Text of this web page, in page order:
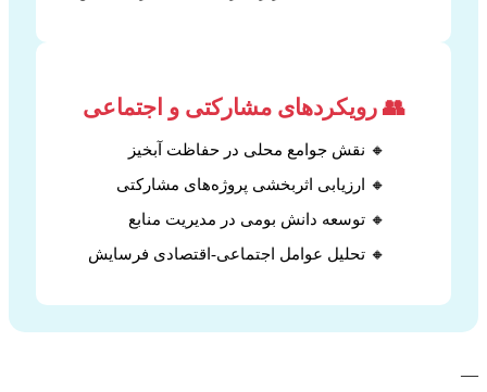
👥 رویکردهای مشارکتی و اجتماعی
🔸 نقش جوامع محلی در حفاظت آبخیز
🔸 ارزیابی اثربخشی پروژه‌های مشارکتی
🔸 توسعه دانش بومی در مدیریت منابع
🔸 تحلیل عوامل اجتماعی-اقتصادی فرسایش
—